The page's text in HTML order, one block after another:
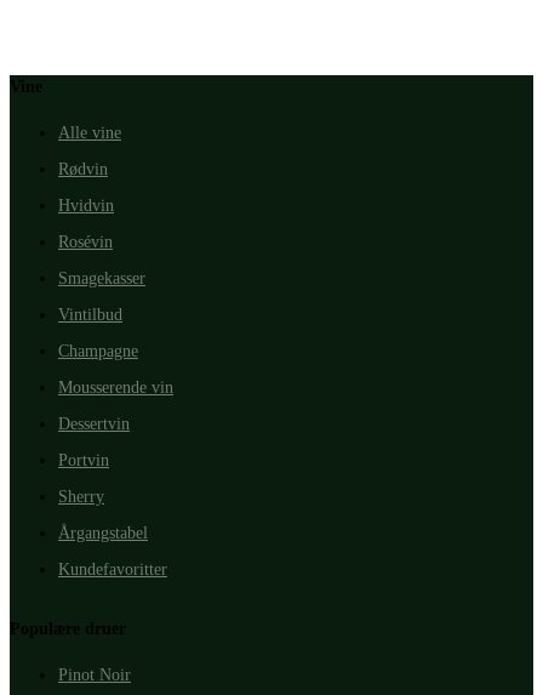
Vine
Alle vine
Rødvin
Hvidvin
Rosévin
Smagekasser
Vintilbud
Champagne
Mousserende vin
Dessertvin
Portvin
Sherry
Årgangstabel
Kundefavoritter
Populære druer
Pinot Noir